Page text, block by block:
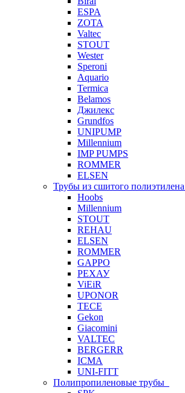
ESPA
ZOTA
Valtec
STOUT
Wester
Speroni
Aquario
Termica
Belamos
Джилекс
Grundfos
UNIPUMP
Millennium
IMP PUMPS
ROMMER
ELSEN
Трубы из сшитого полиэтилена
Hoobs
Millennium
STOUT
REHAU
ELSEN
ROMMER
GAPPO
РЕХАУ
ViEiR
UPONOR
TECE
Gekon
Giacomini
VALTEC
BERGERR
ICMA
UNI-FITT
Полипропиленовые трубы